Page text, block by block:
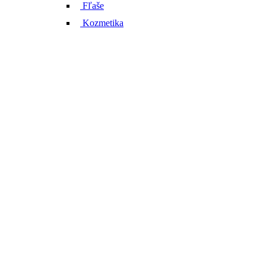
Fľaše
Kozmetika